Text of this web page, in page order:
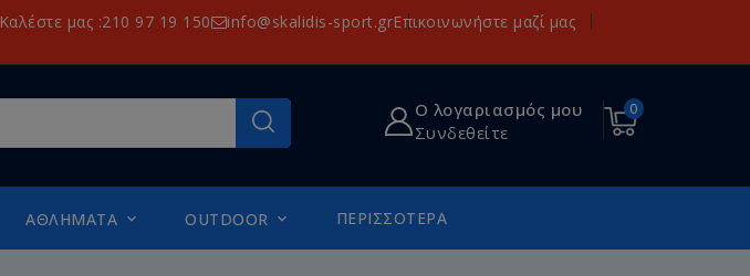
Καλέστε μας :210 97 19 150 info@skalidis-sport.grΕπικοινωνήστε μαζί μας
Ο λογαριασμός μου
Συνδεθείτε
0
ΑΘΛΉΜΑΤΑ  OUTDOOR  ΠΕΡΙΣΣΌΤΕΡΑ